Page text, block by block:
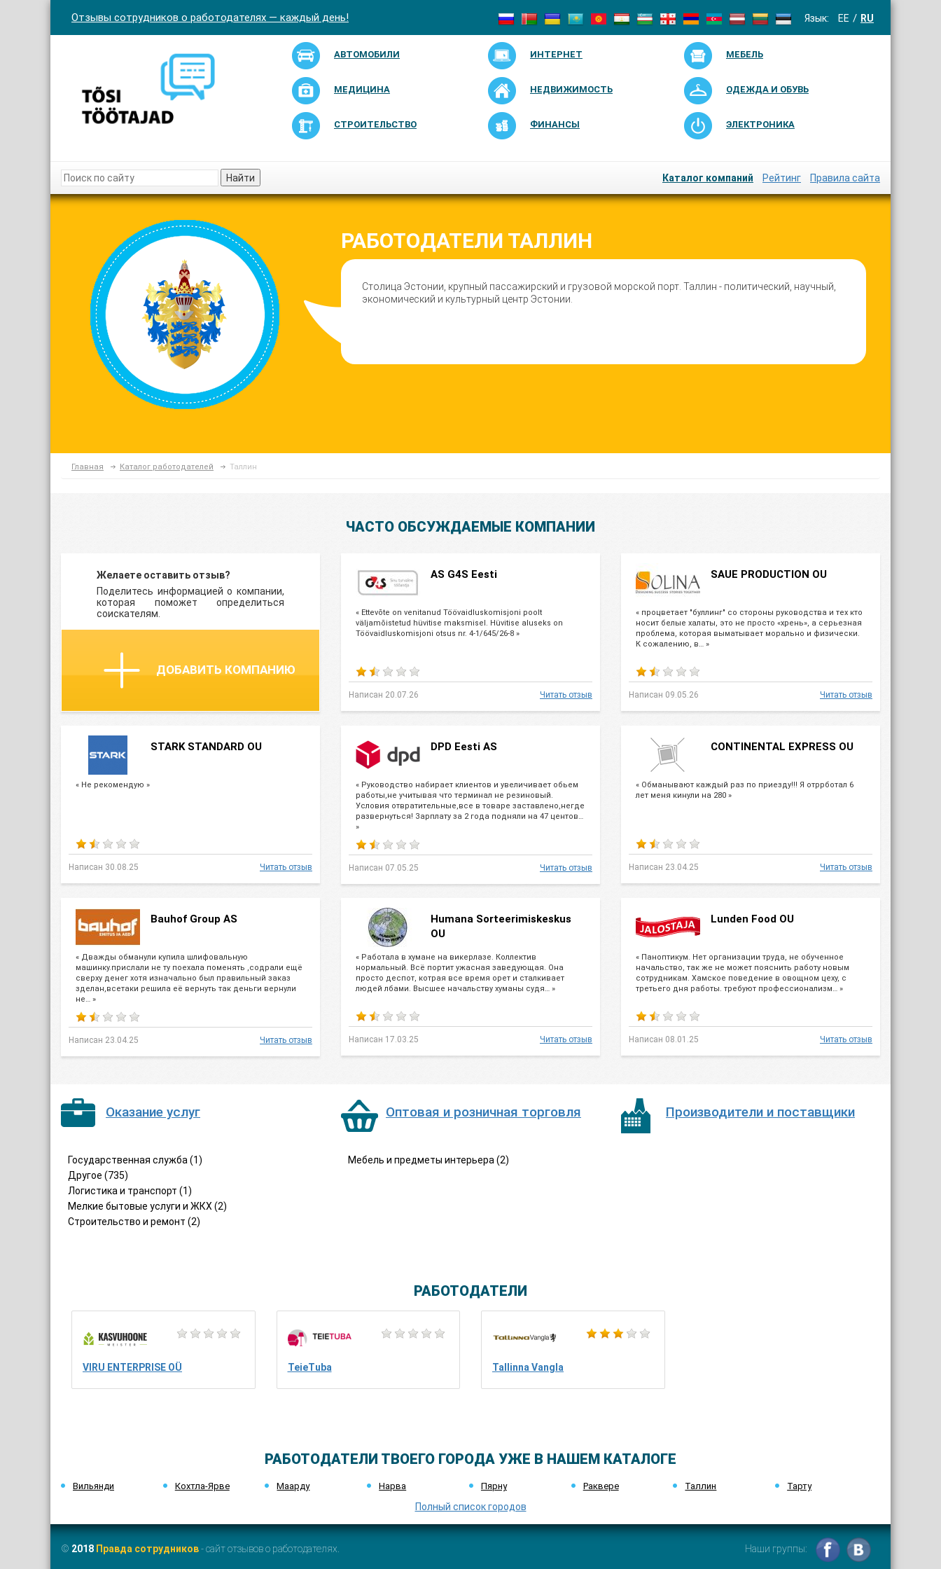
Отзывы сотрудников о работодателях — каждый день! Язык: EE RU
АВТОМОБИЛИ ИНТЕРНЕТ МЕБЕЛЬ
МЕДИЦИНА НЕДВИЖИМОСТЬ ОДЕЖДА И ОБУВЬ
СТРОИТЕЛЬСТВО ФИНАНСЫ ЭЛЕКТРОНИКА
Найти Каталог компаний Рейтинг Правила сайта
РАБОТОДАТЕЛИ ТАЛЛИН
Столица Эстонии, крупный пассажирский и грузовой морской порт. Таллин - политический, научный,
экономический и культурный центр Эстонии.
Главная Каталог работодателей Таллин
ЧАСТО ОБСУЖДАЕМЫЕ КОМПАНИИ
Желаете оставить отзыв?
Поделитесь информацией о компании,
которая поможет определиться
соискателям.
ДОБАВИТЬ КОМПАНИЮ
AS G4S Eesti
« Ettevõte on venitanud Töövaidluskomisjoni poolt
väljamõistetud hüvitise maksmisel. Hüvitise aluseks on
Töövaidluskomisjoni otsus nr. 4-1/645/26-8 »
Написан 20.07.26 Читать отзыв
SAUE PRODUCTION OU
« процветает "буллинг" со стороны руководства и тех кто
носит белые халаты, это не просто «хрень», а серьезная
проблема, которая выматывает морально и физически.
К сожалению, в… »
Написан 09.05.26 Читать отзыв
STARK STANDARD OU
« Не рекомендую »
Написан 30.08.25 Читать отзыв
DPD Eesti AS
« Руководство набирает клиентов и увеличивает обьем
работы,не учитывая что терминал не резиновый.
Условия отвратительные,все в товаре заставлено,негде
развернуться! Зарплату за 2 года подняли на 47 центов…
»
Написан 07.05.25 Читать отзыв
CONTINENTAL EXPRESS OU
« Обманывают каждый раз по приезду!!! Я отррботал 6
лет меня кинули на 280 »
Написан 23.04.25 Читать отзыв
Bauhof Group AS
« Дважды обманули купила шлифовальную
машинку.прислали не ту поехала поменять ,содрали ещё
сверху денег хотя изначально был правильный заказ
зделан,всетаки решила её вернуть так деньги вернули
не… »
Написан 23.04.25 Читать отзыв
Humana Sorteerimiskeskus
OU
« Работала в хумане на викерлазе. Коллектив
нормальный. Всё портит ужасная заведующая. Она
просто деспот, котрая все время орет и сталкивает
людей лбами. Высшее начальству хуманы судя… »
Написан 17.03.25 Читать отзыв
Lunden Food OU
« Паноптикум. Нет организации труда, не обученное
начальство, так же не может пояснить работу новым
сотрудникам. Хамское поведение в овощном цеху, с
третьего дня работы. требуют профессионализм… »
Написан 08.01.25 Читать отзыв
Оказание услуг
Государственная служба (1)
Другое (735)
Логистика и транспорт (1)
Мелкие бытовые услуги и ЖКХ (2)
Строительство и ремонт (2)
Оптовая и розничная торговля
Мебель и предметы интерьера (2)
Производители и поставщики
РАБОТОДАТЕЛИ
VIRU ENTERPRISE OÜ TeieTuba Tallinna Vangla
РАБОТОДАТЕЛИ ТВОЕГО ГОРОДА УЖЕ В НАШЕМ КАТАЛОГЕ
Вильянди Кохтла-Ярве Маарду Нарва Пярну Раквере Таллин Тарту
Полный список городов
© 2018 Правда сотрудников- сайт отзывов о работодателях. Наши группы: